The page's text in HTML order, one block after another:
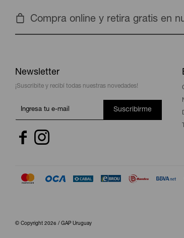
Compra online y retira gratis en
Newsletter
¡Suscribite y recibí todas nuestras novedades!
Suscribirme
 
© Copyright 2026 / GAP Uruguay